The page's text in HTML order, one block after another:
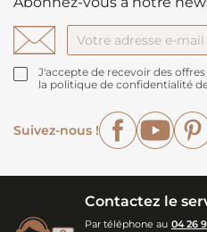
J'accepte de recevoir des
la politique de confidentialité
Suivez-nous !
Facebook
Contactez le
Par téléphone au 04 26